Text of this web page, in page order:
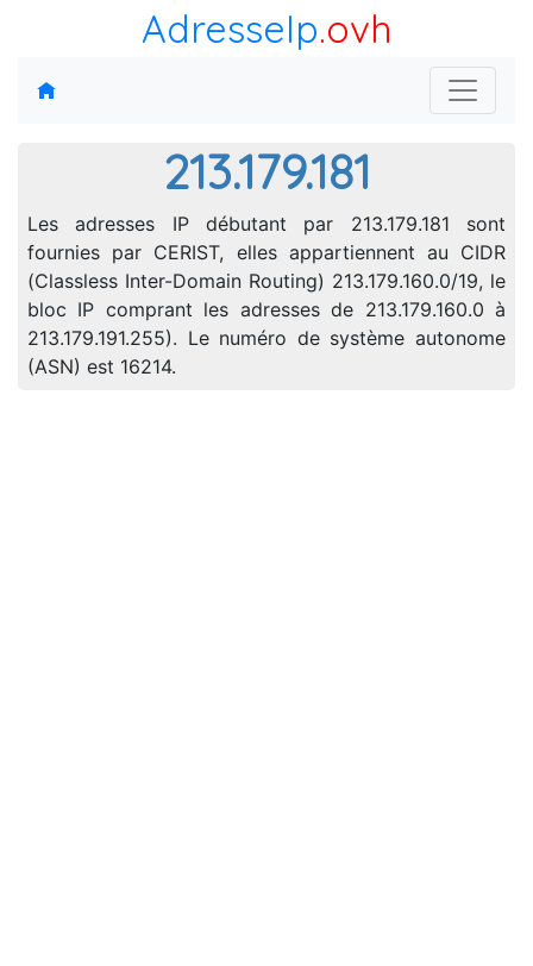
AdresseIp.ovh
213.179.181
Les adresses IP débutant par 213.179.181 sont
fournies par CERIST, elles appartiennent au CIDR
(Classless Inter-Domain Routing) 213.179.160.0/19, le
bloc IP comprant les adresses de 213.179.160.0 à
213.179.191.255). Le numéro de système autonome
(ASN) est 16214.